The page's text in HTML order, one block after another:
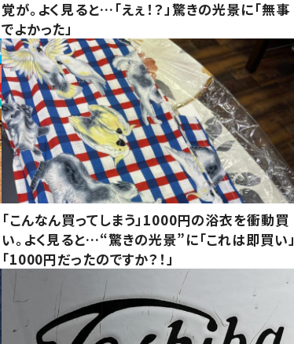
覚が。よく見ると…「えぇ！？」驚きの光景に「無事
でよかった」
「こんなん買ってしまう」1000円の浴衣を衝動買
い。よく見ると…“驚きの光景”に「これは即買い」
「1000円だったのですか？！」